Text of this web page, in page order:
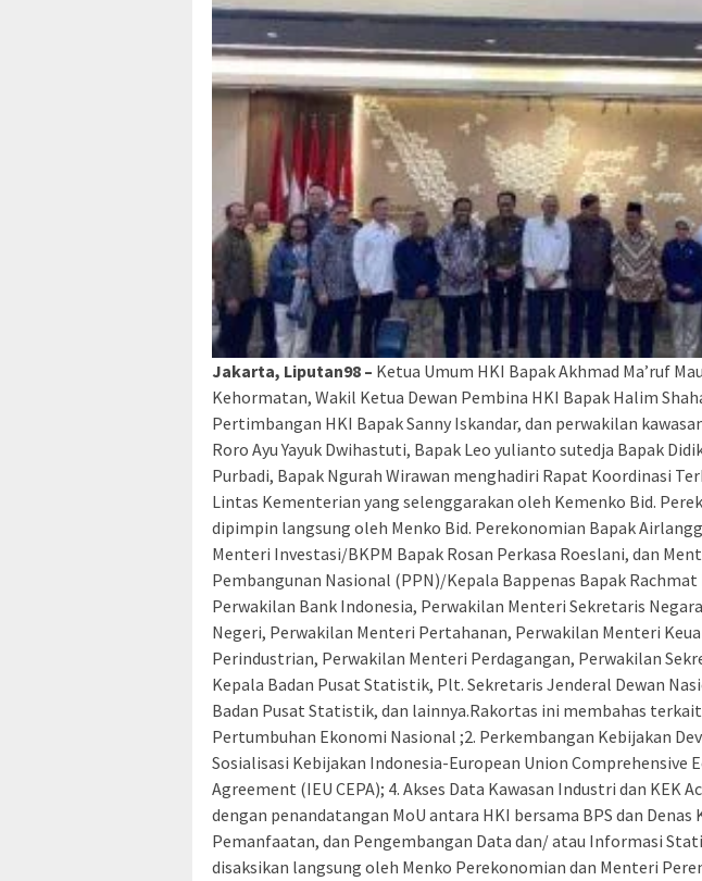
Jakarta, Liputan98 – Ketua Umum HKI Bapak Akhmad Ma’ruf
Kehormatan, Wakil Ketua Dewan Pembina HKI Bapak Halim
Pertimbangan HKI Bapak Sanny Iskandar, dan perwakilan
Roro Ayu Yayuk Dwihastuti, Bapak Leo yulianto sutedja Bapak
Purbadi, Bapak Ngurah Wirawan menghadiri Rapat Koordinasi
Lintas Kementerian yang selenggarakan oleh Kemenko Bid.
dipimpin langsung oleh Menko Bid. Perekonomian Bapak
Menteri Investasi/BKPM Bapak Rosan Perkasa Roeslani, dan
Pembangunan Nasional (PPN)/Kepala Bappenas Bapak Rachmat
Perwakilan Bank Indonesia, Perwakilan Menteri Sekretaris
Negeri, Perwakilan Menteri Pertahanan, Perwakilan Menteri
Perindustrian, Perwakilan Menteri Perdagangan, Perwakilan
Kepala Badan Pusat Statistik, Plt. Sekretaris Jenderal Dewan
Badan Pusat Statistik, dan lainnya.Rakortas ini membahas
Pertumbuhan Ekonomi Nasional ;2. Perkembangan Kebijakan
Sosialisasi Kebijakan Indonesia-European Union Comprehensive
Agreement (IEU CEPA); 4. Akses Data Kawasan Industri dan KEK
dengan penandatangan MoU antara HKI bersama BPS dan Denas
Pemanfaatan, dan Pengembangan Data dan/ atau Informasi
disaksikan langsung oleh Menko Perekonomian dan Menteri